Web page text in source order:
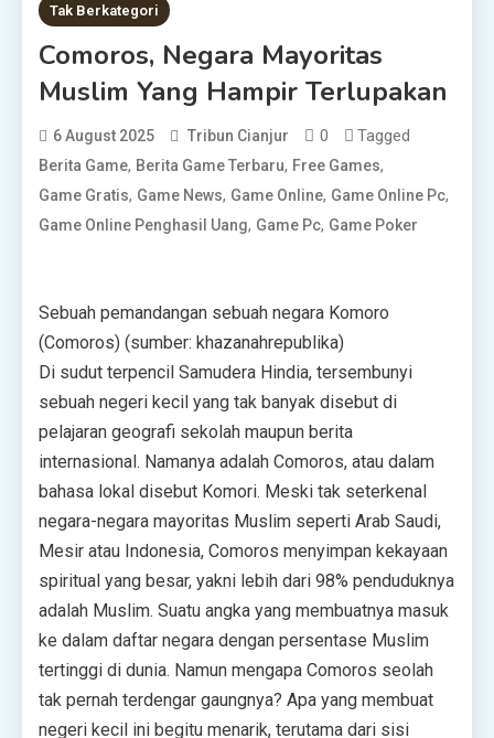
Tak Berkategori
Comoros, Negara Mayoritas
Muslim Yang Hampir Terlupakan
6 August 2025 Tribun Cianjur 0 Tagged
Berita Game, Berita Game Terbaru, Free Games,
Game Gratis, Game News, Game Online, Game Online Pc,
Game Online Penghasil Uang, Game Pc, Game Poker
Sebuah pemandangan sebuah negara Komoro
(Comoros) (sumber: khazanahrepublika)
Di sudut terpencil Samudera Hindia, tersembunyi
sebuah negeri kecil yang tak banyak disebut di
pelajaran geografi sekolah maupun berita
internasional. Namanya adalah Comoros, atau dalam
bahasa lokal disebut Komori. Meski tak seterkenal
negara-negara mayoritas Muslim seperti Arab Saudi,
Mesir atau Indonesia, Comoros menyimpan kekayaan
spiritual yang besar, yakni lebih dari 98% penduduknya
adalah Muslim. Suatu angka yang membuatnya masuk
ke dalam daftar negara dengan persentase Muslim
tertinggi di dunia. Namun mengapa Comoros seolah
tak pernah terdengar gaungnya? Apa yang membuat
negeri kecil ini begitu menarik, terutama dari sisi